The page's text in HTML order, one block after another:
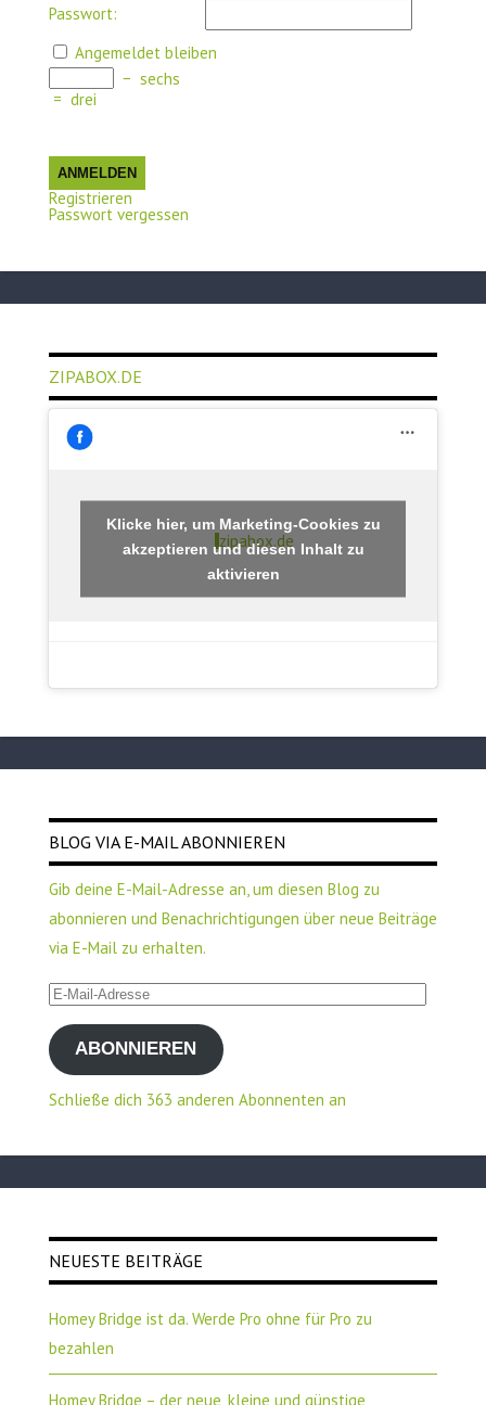
Passwort:
Angemeldet bleiben
− sechs
= drei
ANMELDEN
Registrieren
Passwort vergessen
ZIPABOX.DE
zipabox.de
Klicke hier, um Marketing-Cookies zu
akzeptieren und diesen Inhalt zu
aktivieren
BLOG VIA E-MAIL ABONNIEREN
Gib deine E-Mail-Adresse an, um diesen Blog zu
abonnieren und Benachrichtigungen über neue Beiträge
via E-Mail zu erhalten.
E-
Mail-
AdresseABONNIEREN
Schließe dich 363 anderen Abonnenten an
NEUESTE BEITRÄGE
Homey Bridge ist da. Werde Pro ohne für Pro zu
bezahlen
Homey Bridge – der neue, kleine und günstige